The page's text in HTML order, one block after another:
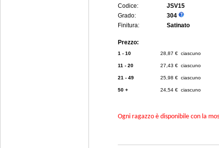
Codice:
JSV15
Grado:
304
Finitura:
Satinato
Prezzo:
1 - 10 28,87 € ciascuno
11 - 20 27,43 € ciascuno
21 - 49 25,98 € ciascuno
50 + 24,54 € ciascuno
Ogni ragazzo è disponibile con la